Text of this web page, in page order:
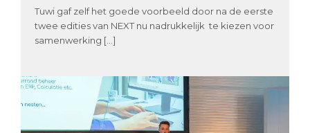
Tuwi gaf zelf het goede voorbeeld door na de eerste
twee edities van NEXT nu nadrukkelijk te kiezen voor
samenwerking […]